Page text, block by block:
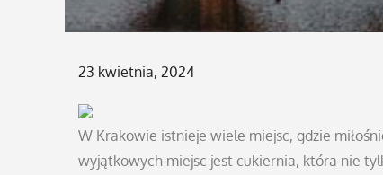
Posted
23 kwietnia, 2024
W Krakowie istnieje wiele miejsc, gdzie
wyjątkowych miejsc jest cukiernia, która nie